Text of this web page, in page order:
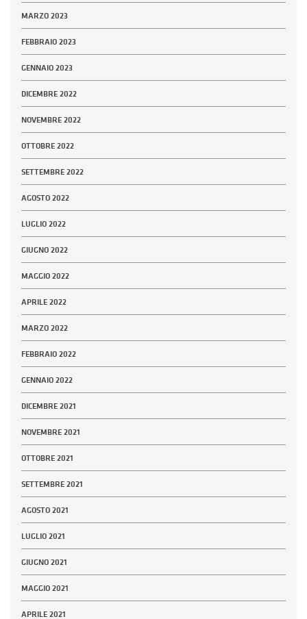
MARZO 2023
FEBBRAIO 2023
GENNAIO 2023
DICEMBRE 2022
NOVEMBRE 2022
OTTOBRE 2022
SETTEMBRE 2022
AGOSTO 2022
LUGLIO 2022
GIUGNO 2022
MAGGIO 2022
APRILE 2022
MARZO 2022
FEBBRAIO 2022
GENNAIO 2022
DICEMBRE 2021
NOVEMBRE 2021
OTTOBRE 2021
SETTEMBRE 2021
AGOSTO 2021
LUGLIO 2021
GIUGNO 2021
MAGGIO 2021
APRILE 2021